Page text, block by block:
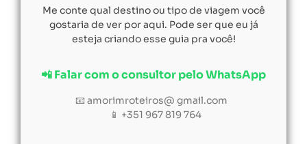
Me conte qual destino ou tipo de viagem você
gostaria de ver por aqui. Pode ser que eu já
esteja criando esse guia pra você!
📲 Falar com o consultor pelo WhatsApp
📧 amorimroteiros@ gmail.com
📱 +351 967 819 764